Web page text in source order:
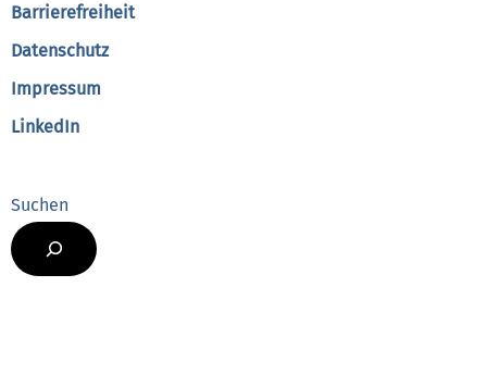
Barrierefreiheit
Datenschutz
Impressum
LinkedIn
Suchen